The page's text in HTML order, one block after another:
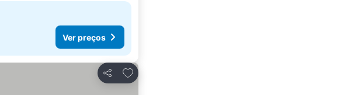
Ver preços
Partilhar
Adicionar aos favoritos